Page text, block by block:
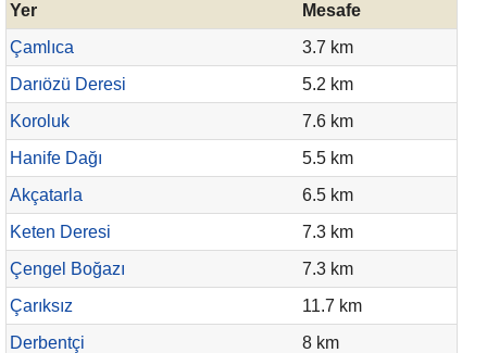
Yer
Mesafe
Çamlıca
3.7 km
Darıözü Deresi
5.2 km
Koroluk
7.6 km
Hanife Dağı
5.5 km
Akçatarla
6.5 km
Keten Deresi
7.3 km
Çengel Boğazı
7.3 km
Çarıksız
11.7 km
Derbentçi
8 km